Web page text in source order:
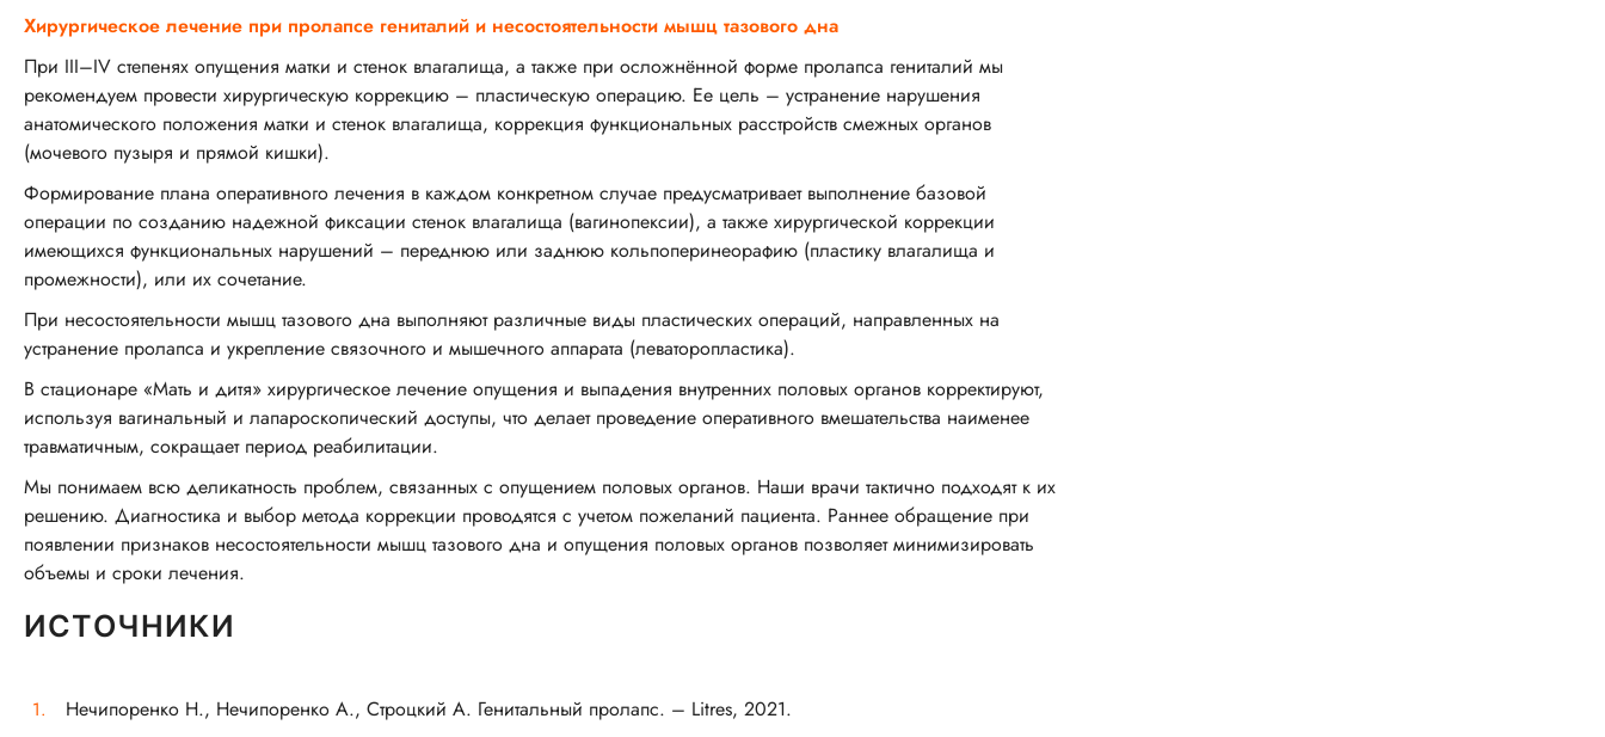
Хирургическое лечение при пролапсе гениталий и несостоятельности мышц тазового дна
При III–IV степенях опущения матки и стенок влагалища, а также при осложнённой форме пролапса гениталий мы
рекомендуем провести хирургическую коррекцию – пластическую операцию. Ее цель – устранение нарушения
анатомического положения матки и стенок влагалища, коррекция функциональных расстройств смежных органов
(мочевого пузыря и прямой кишки).
Формирование плана оперативного лечения в каждом конкретном случае предусматривает выполнение базовой
операции по созданию надежной фиксации стенок влагалища (вагинопексии), а также хирургической коррекции
имеющихся функциональных нарушений – переднюю или заднюю кольпоперинеорафию (пластику влагалища и
промежности), или их сочетание.
При несостоятельности мышц тазового дна выполняют различные виды пластических операций, направленных на
устранение пролапса и укрепление связочного и мышечного аппарата (леваторопластика).
В стационаре «Мать и дитя» хирургическое лечение опущения и выпадения внутренних половых органов корректируют,
используя вагинальный и лапароскопический доступы, что делает проведение оперативного вмешательства наименее
травматичным, сокращает период реабилитации.
Мы понимаем всю деликатность проблем, связанных с опущением половых органов. Наши врачи тактично подходят к их
решению. Диагностика и выбор метода коррекции проводятся с учетом пожеланий пациента. Раннее обращение при
появлении признаков несостоятельности мышц тазового дна и опущения половых органов позволяет минимизировать
объемы и сроки лечения.
ИСТОЧНИКИ
Нечипоренко Н., Нечипоренко А., Строцкий А. Генитальный пролапс. – Litres, 2021.